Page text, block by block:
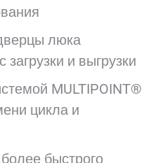
люка
и выгрузки
MULTIPOINT®
цикла и
быстрого